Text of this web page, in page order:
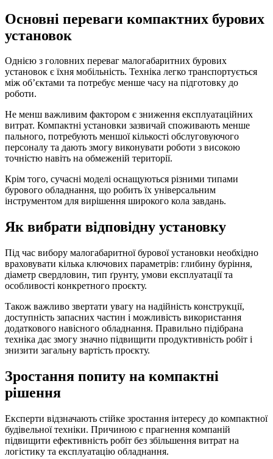
Основні переваги компактних бурових
установок
Однією з головних переваг малогабаритних бурових
установок є їхня мобільність. Техніка легко транспортується
між об’єктами та потребує менше часу на підготовку до
роботи.
Не менш важливим фактором є зниження експлуатаційних
витрат. Компактні установки зазвичай споживають менше
пального, потребують меншої кількості обслуговуючого
персоналу та дають змогу виконувати роботи з високою
точністю навіть на обмеженій території.
Крім того, сучасні моделі оснащуються різними типами
бурового обладнання, що робить їх універсальним
інструментом для вирішення широкого кола завдань.
Як вибрати відповідну установку
Під час вибору малогабаритної бурової установки необхідно
враховувати кілька ключових параметрів: глибину буріння,
діаметр свердловин, тип ґрунту, умови експлуатації та
особливості конкретного проєкту.
Також важливо звертати увагу на надійність конструкції,
доступність запасних частин і можливість використання
додаткового навісного обладнання. Правильно підібрана
техніка дає змогу значно підвищити продуктивність робіт і
знизити загальну вартість проєкту.
Зростання попиту на компактні
рішення
Експерти відзначають стійке зростання інтересу до компактної
будівельної техніки. Причиною є прагнення компаній
підвищити ефективність робіт без збільшення витрат на
логістику та експлуатацію обладнання.